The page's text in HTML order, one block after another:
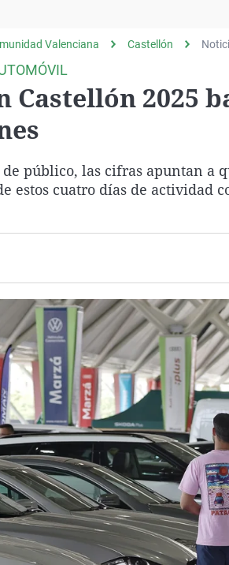
Equipo de investigación
Operación Viuda
Negra
Navarra
Valenciana Castellón
Castellón 2025
público, las cifras apuntan a
estos cuatro días de actividad